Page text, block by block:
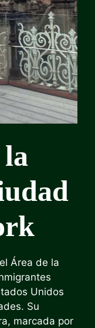
Área de la
Unidos
Su
marcada por